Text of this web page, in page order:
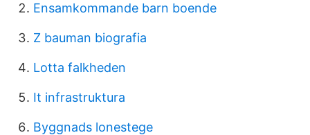
Ensamkommande barn boende
Z bauman biografia
Lotta falkheden
It infrastruktura
Byggnads lonestege